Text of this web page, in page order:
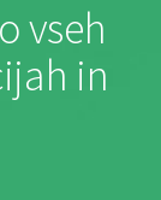
o vseh
in